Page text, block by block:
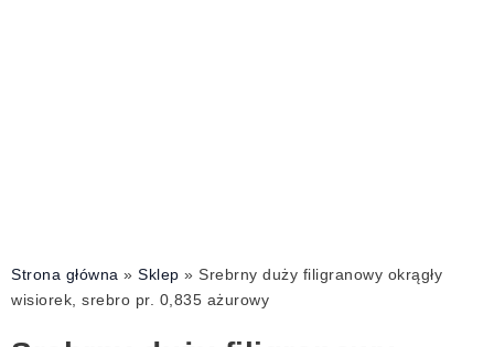
Strona główna » Sklep » Srebrny duży filigranowy okrągły
wisiorek, srebro pr. 0,835 ażurowy